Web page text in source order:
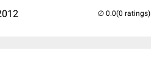
(0 ratings)